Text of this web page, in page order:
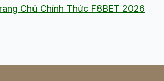
Chủ Chính Thức F8BET 2026